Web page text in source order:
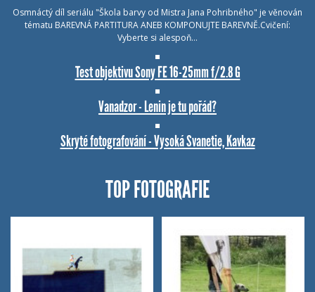
Osmnáctý díl seriálu "Škola barvy od Mistra Jana Pohribného" je věnován
tématu BAREVNÁ PARTITURA ANEB KOMPONUJTE BAREVNĚ.Cvičení:
Vyberte si alespoň…
Test objektivu Sony FE 16-25mm f/2.8 G
Vanadzor - Lenin je tu pořád?
Skryté fotografování - Vysoká Svanetie, Kavkaz
TOP FOTOGRAFIE